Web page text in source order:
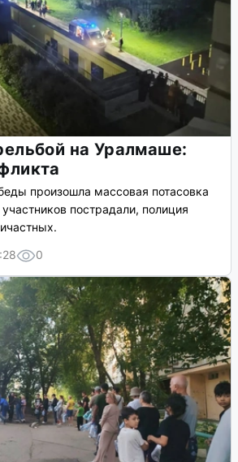
на Уралмаше:
произошла массовая потасовка
пострадали, полиция
0